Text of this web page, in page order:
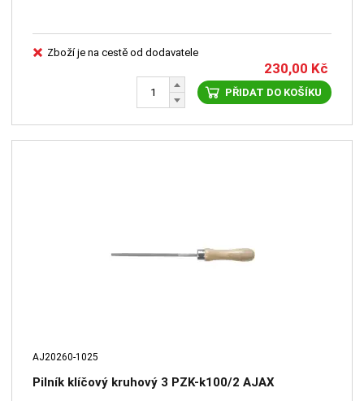
Zboží je na cestě od dodavatele
230,00 Kč
PŘIDAT DO KOŠÍKU
AJ20260-1025
Pilník klíčový kruhový 3 PZK-k100/2 AJAX